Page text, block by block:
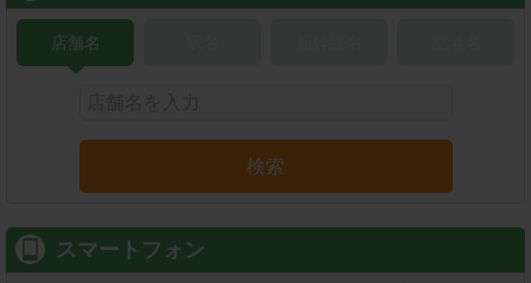
店舗名
検索
スマートフォン